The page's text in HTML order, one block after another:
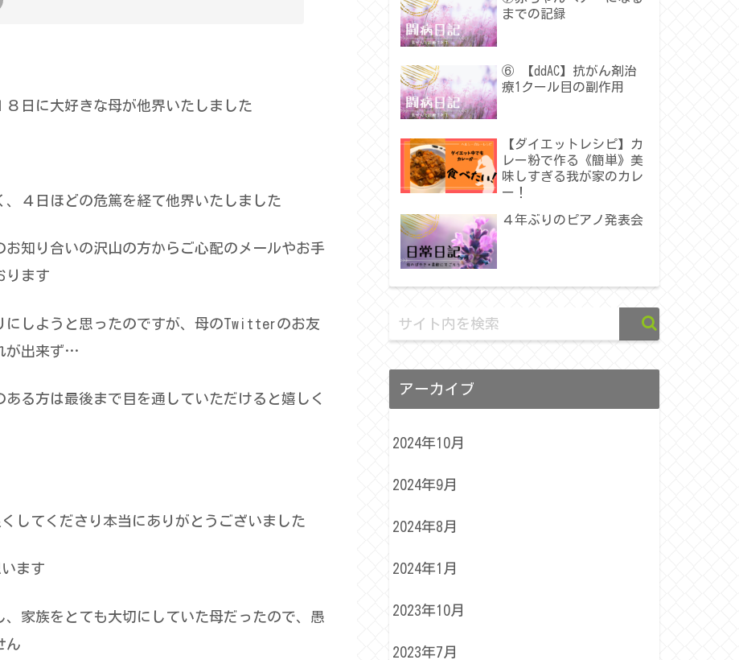
日に大好きな母が他界いたしました
４日ほどの危篤を経て他界いたしました
知り合いの沢山の方からご心配のメールやお手
ります
にしようと思ったのですが、母のTwitterのお友
が出来ず…
る方は最後まで目を通していただけると嬉しく
してくださり本当にありがとうございました
ます
家族をとても大切にしていた母だったので、愚
ん
までの記録
⑥ 【ddAC】抗がん剤治
療1クール目の副作用
【ダイエットレシピ】カ
レー粉で作る《簡単》美
味しすぎる我が家のカレ
ー！
４年ぶりのピアノ発表会
アーカイブ
2024年10月
2024年9月
2024年8月
2024年1月
2023年10月
2023年7月